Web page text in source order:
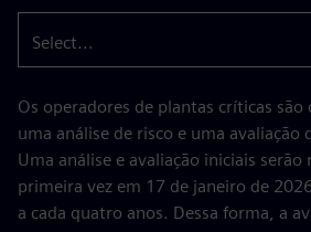
Select...
Os operadores de plantas críticas
uma análise de risco e uma avaliação
Uma análise e avaliação iniciais serão
primeira vez em 17 de janeiro de
a cada quatro anos. Dessa forma, a